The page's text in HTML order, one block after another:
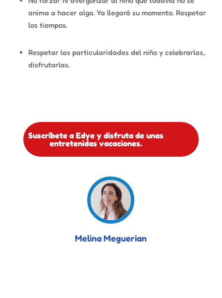
anima a hacer algo. Ya llegará su momento. Respetar
los tiempos.
Respetar las particularidades del niño y celebrarlas,
disfrutarlas.
Suscríbete a Edye y disfruta de unas
entretenidas vacaciones.
Melina Meguerian